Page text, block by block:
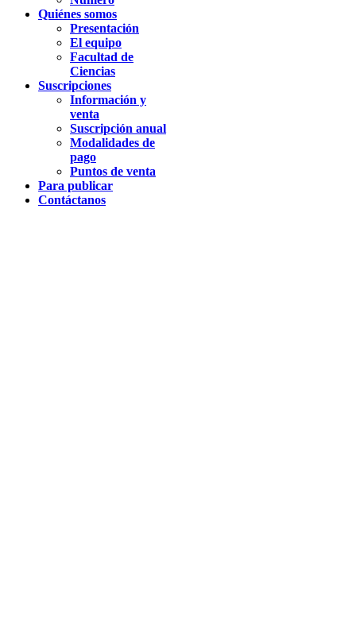
Quiénes somos
Presentación
El equipo
Facultad de
Ciencias
Suscripciones
Información y
venta
Suscripción anual
Modalidades de
pago
Puntos de venta
Para publicar
Contáctanos